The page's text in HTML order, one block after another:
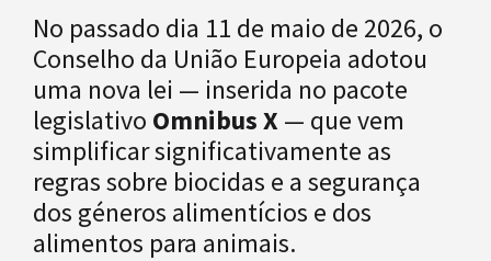
No passado dia 11 de maio de 2026, o
Conselho da União Europeia adotou
uma nova lei — inserida no pacote
legislativo Omnibus X — que vem
simplificar significativamente as
regras sobre biocidas e a segurança
dos géneros alimentícios e dos
alimentos para animais.